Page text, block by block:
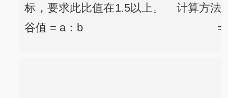
标，要求此比值在1.5以上。
计算方法
谷值 = a：b = 1.0420